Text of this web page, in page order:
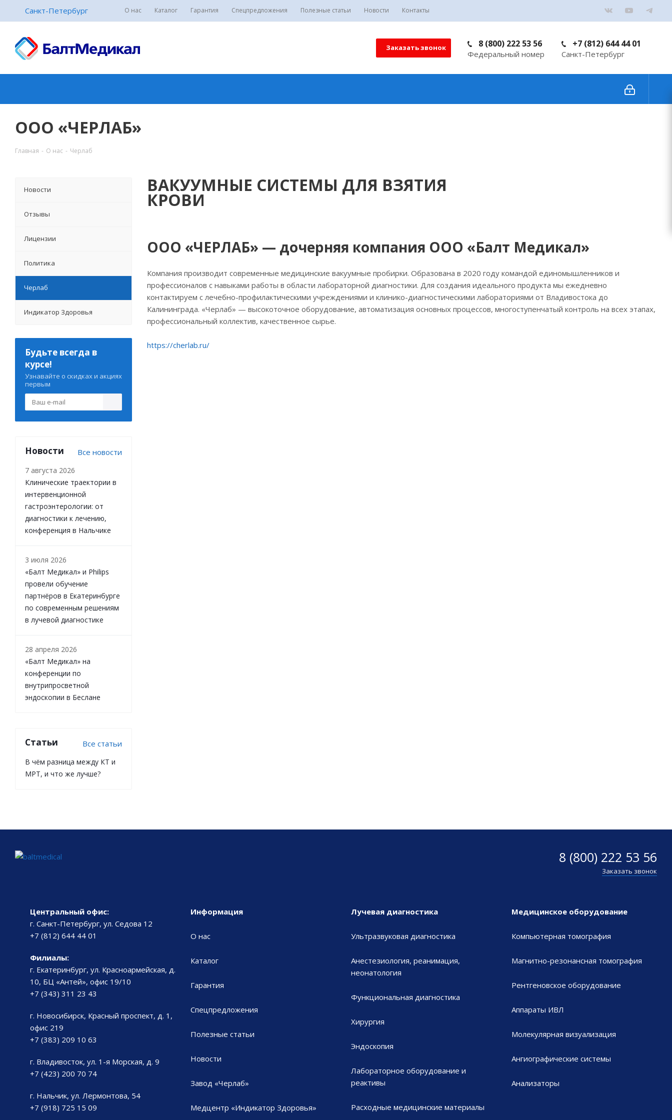
Санкт-Петербург О нас Каталог Гарантия Спецпредложения Полезные статьи Новости Контакты
Заказать звонок 8 (800) 222 53 56
Федеральный номер
+7 (812) 644 44 01
Санкт-Петербург
ООО «ЧЕРЛАБ»
Главная - О нас - Черлаб
ВАКУУМНЫЕ СИСТЕМЫ ДЛЯ ВЗЯТИЯ
КРОВИ
ООО «ЧЕРЛАБ» — дочерняя компания ООО «Балт Медикал»
Компания производит современные медицинские вакуумные пробирки. Образована в 2020 году командой единомышленников и
профессионалов с навыками работы в области лабораторной диагностики. Для создания идеального продукта мы ежедневно
контактируем с лечебно-профилактическими учреждениями и клинико-диагностическими лабораториями от Владивостока до
Калининграда. «Черлаб» — высокоточное оборудование, автоматизация основных процессов, многоступенчатый контроль на всех этапах,
профессиональный коллектив, качественное сырье.
https://cherlab.ru/
Новости
Отзывы
Лицензии
Политика
Черлаб
Индикатор Здоровья
Будьте всегда в
курсе!
Узнавайте о скидках и акциях
первым
Новости Все новости
7 августа 2026
Клинические траектории в
интервенционной
гастроэнтерологии: от
диагностики к лечению,
конференция в Нальчике
3 июля 2026
«Балт Медикал» и Philips
провели обучение
партнёров в Екатеринбурге
по современным решениям
в лучевой диагностике
28 апреля 2026
«Балт Медикал» на
конференции по
внутрипросветной
эндоскопии в Беслане
Статьи Все статьи
В чём разница между КТ и
МРТ, и что же лучше?
8 (800) 222 53 56
Заказать звонок
Центральный офис:
г. Санкт-Петербург, ул. Седова 12
+7 (812) 644 44 01
Филиалы:
г. Екатеринбург, ул. Красноармейская, д.
10, БЦ «Антей», офис 19/10
+7 (343) 311 23 43
г. Новосибирск, Красный проспект, д. 1,
офис 219
+7 (383) 209 10 63
г. Владивосток, ул. 1-я Морская, д. 9
+7 (423) 200 70 74
г. Нальчик, ул. Лермонтова, 54
+7 (918) 725 15 09
Информация
О нас
Каталог
Гарантия
Спецпредложения
Полезные статьи
Новости
Завод «Черлаб»
Медцентр «Индикатор Здоровья»
Лучевая диагностика
Ультразвуковая диагностика
Анестезиология, реанимация,
неонатология
Функциональная диагностика
Хирургия
Эндоскопия
Лабораторное оборудование и
реактивы
Расходные медицинские материалы
Медицинское оборудование
Компьютерная томография
Магнитно-резонансная томография
Рентгеновское оборудование
Аппараты ИВЛ
Молекулярная визуализация
Ангиографические системы
Анализаторы